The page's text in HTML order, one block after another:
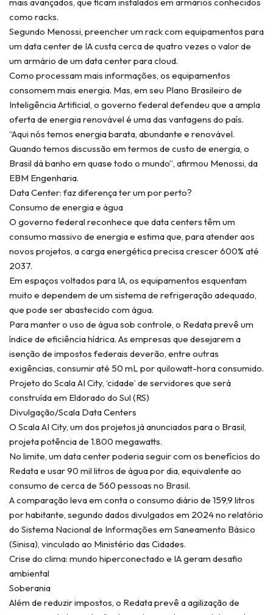
como racks.
Segundo Menossi, preencher um rack com equipamentos para
um data center de IA custa cerca de quatro vezes o valor de
um armário de um data center para cloud.
Como processam mais informações, os equipamentos
consomem mais energia. Mas, em seu Plano Brasileiro de
Inteligência Artificial, o governo federal defendeu que a ampla
oferta de energia renovável é uma das vantagens do país.
“Aqui nós temos energia barata, abundante e renovável.
Quando temos discussão em termos de custo de energia, o
Brasil dá banho em quase todo o mundo”, afirmou Menossi, da
EBM Engenharia.
Data Center: faz diferença ter um por perto?
Consumo de energia e água
O governo federal reconhece que data centers têm um
consumo massivo de energia e estima que, para atender aos
novos projetos, a carga energética precisa crescer 600% até
2037.
Em espaços voltados para IA, os equipamentos esquentam
muito e dependem de um sistema de refrigeração adequado,
que pode ser abastecido com água.
Para manter o uso de água sob controle, o Redata prevê um
índice de eficiência hídrica. As empresas que desejarem a
isenção de impostos federais deverão, entre outras
exigências, consumir até 50 mL por quilowatt-hora consumido.
Projeto do Scala AI City, ‘cidade’ de servidores que será
construída em Eldorado do Sul (RS)
Divulgação/Scala Data Centers
O Scala AI City, um dos projetos já anunciados para o Brasil,
projeta potência de 1.800 megawatts.
No limite, um data center poderia seguir com os benefícios do
Redata e usar 90 mil litros de água por dia, equivalente ao
consumo de cerca de 560 pessoas no Brasil.
A comparação leva em conta o consumo diário de 159,9 litros
por habitante, segundo dados divulgados em 2024 no relatório
do Sistema Nacional de Informações em Saneamento Básico
(Sinisa), vinculado ao Ministério das Cidades.
Crise do clima: mundo hiperconectado e IA geram desafio
ambiental
Soberania
Além de reduzir impostos, o Redata prevê a agilização de